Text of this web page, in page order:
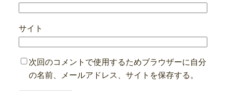
サイト
次回のコメントで使用するためブラウザーに自分
の名前、メールアドレス、サイトを保存する。